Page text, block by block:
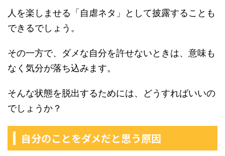
人を楽しませる「自虐ネタ」として披露することも
できるでしょう。
その一方で、ダメな自分を許せないときは、意味も
なく気分が落ち込みます。
そんな状態を脱出するためには、どうすればいいの
でしょうか？
自分のことをダメだと思う原因